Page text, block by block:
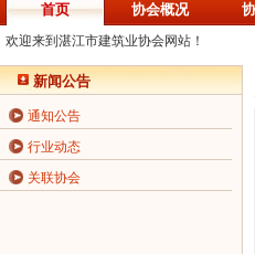
首页
欢迎来到湛江市建筑业协会网站！
协会概况
新闻公告
通知公告
行业动态
关联协会